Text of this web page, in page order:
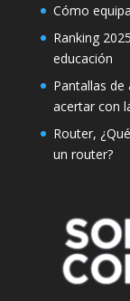
Cómo
Ranking
educación
Pantallas
acertar con
Router,
un router?